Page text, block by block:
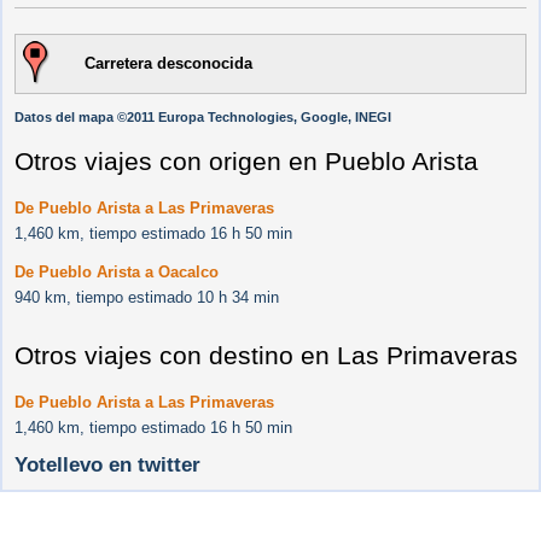
Carretera desconocida
Datos del mapa ©2011 Europa Technologies, Google, INEGI
Otros viajes con origen en Pueblo Arista
De Pueblo Arista a Las Primaveras
1,460 km, tiempo estimado 16 h 50 min
De Pueblo Arista a Oacalco
940 km, tiempo estimado 10 h 34 min
Otros viajes con destino en Las Primaveras
De Pueblo Arista a Las Primaveras
1,460 km, tiempo estimado 16 h 50 min
Yotellevo en twitter